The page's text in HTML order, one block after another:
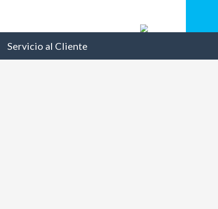
Servicio al Cliente